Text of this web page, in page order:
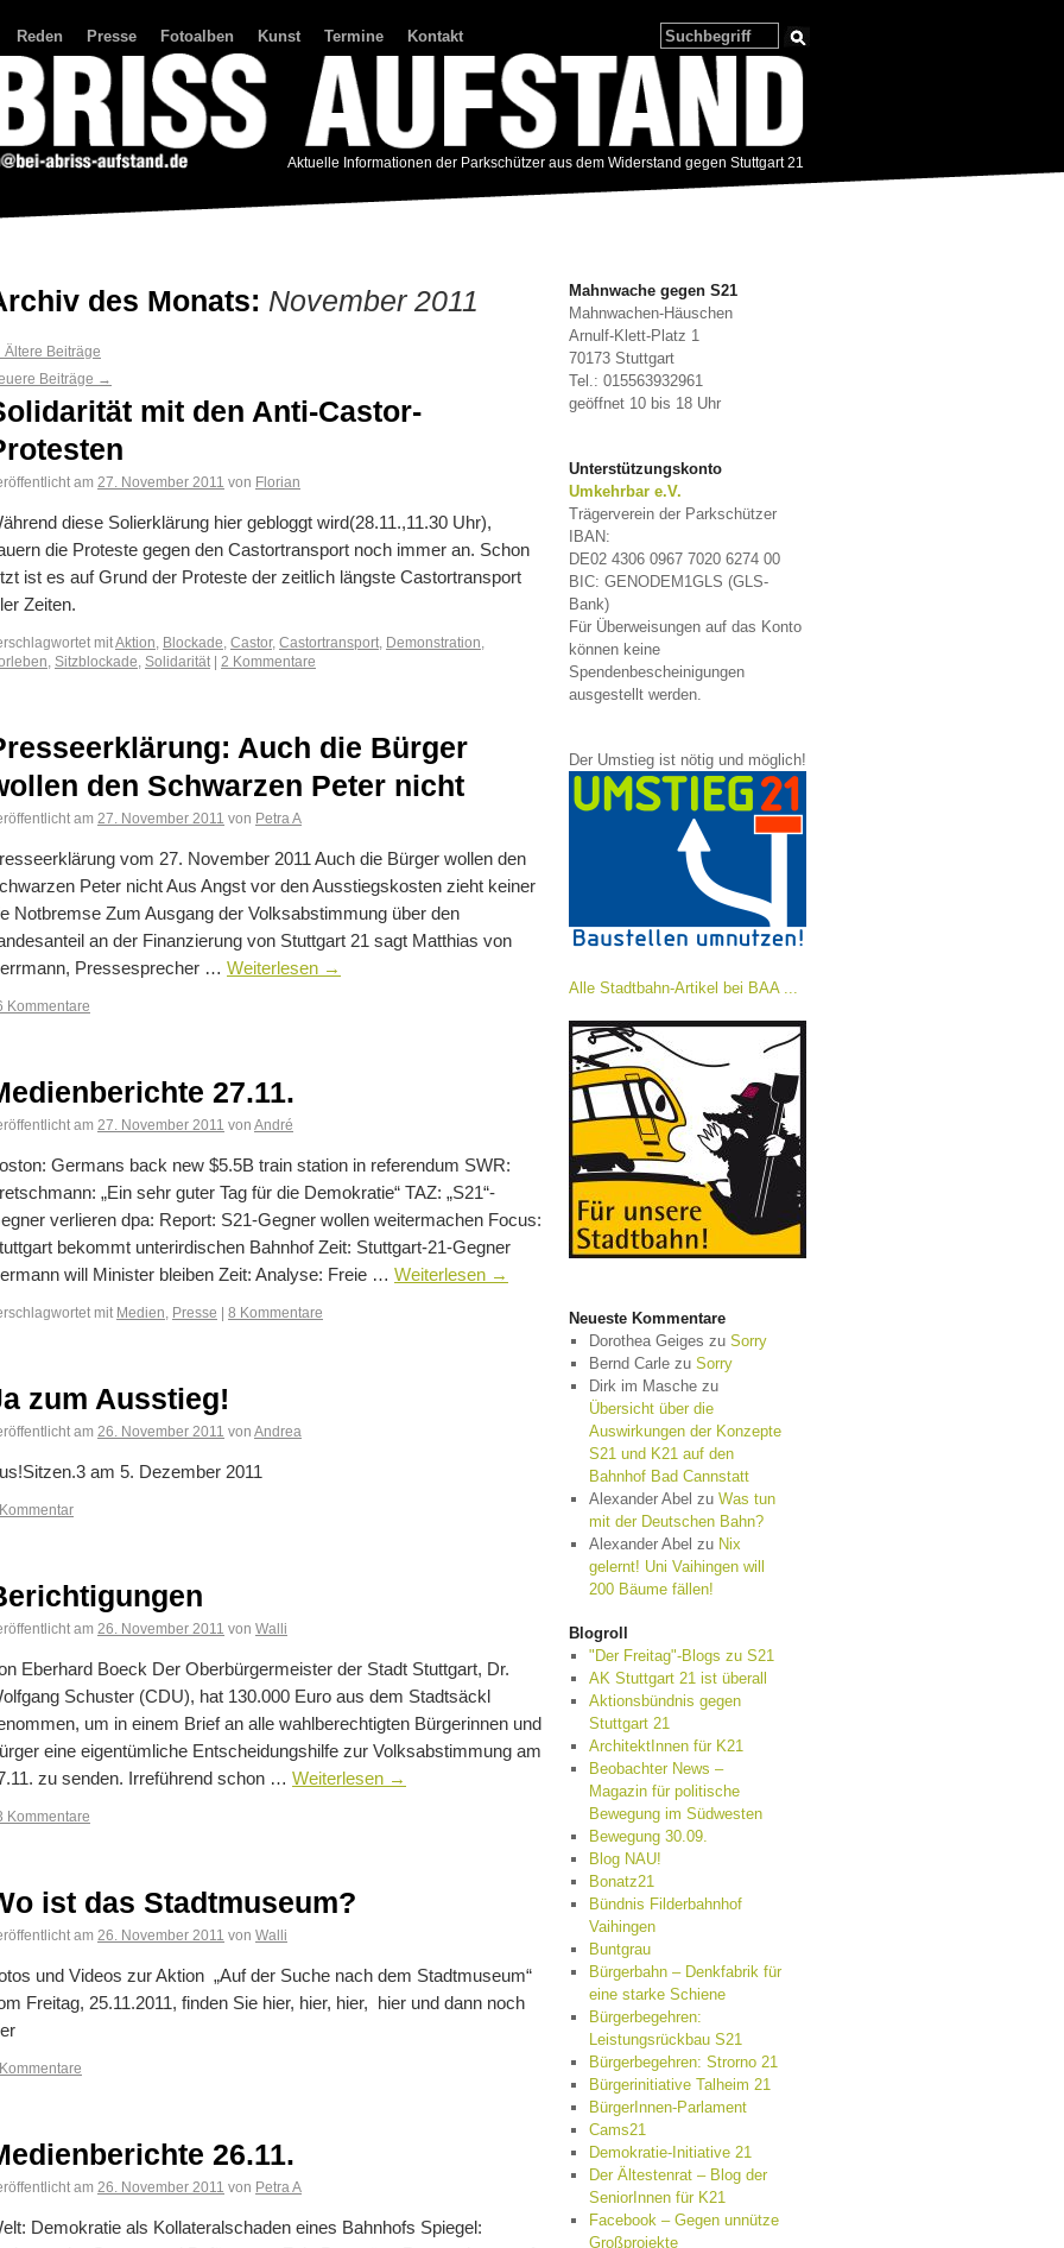
Reden Presse Fotoalben Kunst Termine Kontakt
Aktuelle Informationen der Parkschützer aus dem Widerstand gegen Stuttgart 21
des Monats: November 2011
Ältere Beiträge
Beiträge →
mit den Anti-Castor-
am 27. November 2011 von Florian
diese Solierklärung hier gebloggt wird(28.11.,11.30 Uhr),
die Proteste gegen den Castortransport noch immer an. Schon
ist es auf Grund der Proteste der zeitlich längste Castortransport
Zeiten.
mitAktion Blockade Castor, Castortransport Demonstration
Sitzblockade Solidarität | 2 Kommentare
Auch die Bürger
den Schwarzen Peter nicht
am 27. November 2011 von Petra A
vom 27. November 2011 Auch die Bürger wollen den
Peter nicht Aus Angst vor den Ausstiegskosten zieht keiner
Notbremse Zum Ausgang der Volksabstimmung über den
an der Finanzierung von Stuttgart 21 sagt Matthias von
Pressesprecher … Weiterlesen →
Kommentare
27.11.
am 27. November 2011 von André
Germans back new $5.5B train station in referendum SWR:
„Ein sehr guter Tag für die Demokratie“ TAZ: „S21“-
verlieren dpa: Report: S21-Gegner wollen weitermachen Focus:
bekommt unterirdischen Bahnhof Zeit: Stuttgart-21-Gegner
will Minister bleiben Zeit: Analyse: Freie … Weiterlesen →
mit Medien Presse | 8 Kommentare
zum Ausstieg!
am 26. November 2011 von Andrea
am 5. Dezember 2011
am 26. November 2011 von Walli
Eberhard Boeck Der Oberbürgermeister der Stadt Stuttgart, Dr.
Schuster (CDU), hat 130.000 Euro aus dem Stadtsäckl
um in einem Brief an alle wahlberechtigten Bürgerinnen und
eine eigentümliche Entscheidungshilfe zur Volksabstimmung am
zu senden. Irreführend schon … Weiterlesen →
Kommentare
ist das Stadtmuseum?
am 26. November 2011 von Walli
und Videos zur Aktion „Auf der Suche nach dem Stadtmuseum“
Freitag, 25.11.2011, finden Sie hier, hier, hier, hier und dann noch
26.11.
am 26. November 2011 von Petra A
Demokratie als Kollateralschaden eines Bahnhofs Spiegel:
Mahnwache gegen S21
Mahnwachen-Häuschen
Arnulf-Klett-Platz 1
70173 Stuttgart
Tel.: 015563932961
geöffnet 10 bis 18 Uhr
Unterstützungskonto
Umkehrbar e.V.
Trägerverein der Parkschützer
IBAN:
DE02 4306 0967 7020 6274 00
BIC: GENODEM1GLS (GLS-
Bank)
Für Überweisungen auf das Konto
können keine
Spendenbescheinigungen
ausgestellt werden.
Der Umstieg ist nötig und möglich!
Alle Stadtbahn-Artikel bei BAA ...
Neueste Kommentare
Dorothea Geiges zu Sorry
Bernd Carlezu Sorry
Dirk im Maschezu
Übersicht über die
Auswirkungen der Konzepte
S21 und K21 auf den
Bahnhof Bad Cannstatt
Alexander Abel zu Was tun
mit der Deutschen Bahn?
Alexander Abel zu Nix
gelernt! Uni Vaihingen will
200 Bäume fällen!
Blogroll
"Der Freitag"-Blogs zu S21
AK Stuttgart 21 ist überall
Aktionsbündnis gegen
Stuttgart 21
ArchitektInnen für K21
Beobachter News –
Magazin für politische
Bewegung im Südwesten
Bewegung 30.09.
Blog NAU!
Bonatz21
Bündnis Filderbahnhof
Vaihingen
Buntgrau
Bürgerbahn – Denkfabrik für
eine starke Schiene
Bürgerbegehren:
Leistungsrückbau S21
Bürgerbegehren: Strorno 21
Bürgerinitiative Talheim 21
BürgerInnen-Parlament
Cams21
Demokratie-Initiative 21
Der Ältestenrat – Blog der
SeniorInnen für K21
Facebook – Gegen unnütze
Großprojekte